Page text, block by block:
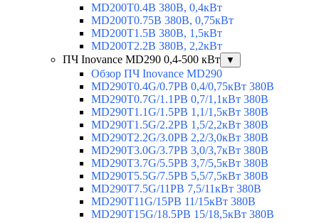
MD200T0.4B 380В, 0,4кВт
MD200T0.75B 380В, 0,75кВт
MD200T1.5B 380В, 1,5кВт
MD200T2.2B 380В, 2,2кВт
ПЧ Inovance MD290 0,4-500 кВт
▼
Обзор ПЧ Inovance MD290
MD290T0.4G/0.7PB 0,4/0,75кВт 380В
MD290T0.7G/1.1PB 0,7/1,1кВт 380В
MD290T1.1G/1.5PB 1,1/1,5кВт 380В
MD290T1.5G/2.2PB 1,5/2,2кВт 380В
MD290T2.2G/3.0PB 2,2/3,0кВт 380В
MD290T3.0G/3.7PB 3,0/3,7кВт 380В
MD290T3.7G/5.5PB 3,7/5,5кВт 380В
MD290T5.5G/7.5PB 5,5/7,5кВт 380В
MD290T7.5G/11PB 7,5/11кВт 380В
MD290T11G/15PB 11/15кВт 380В
MD290T15G/18.5PB 15/18,5кВт 380В